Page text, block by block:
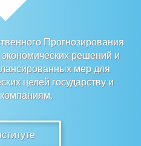
Прогнозирования
решений и
мер для
целей государству и